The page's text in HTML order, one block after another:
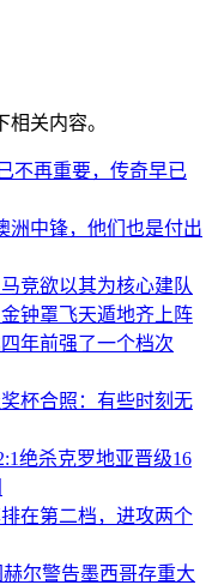
关内容。
不再重要，传奇早已
洲中锋，他们也是付出
竞欲以其为核心建队
钟罩飞天遁地齐上阵
年前强了一个档次
杯合照：有些时刻无
绝杀克罗地亚晋级16
在第二档，进攻两个
尔警告墨西哥存重大